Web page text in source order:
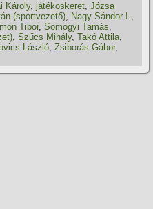
Károly, játékoskeret, Józsa
(sportvezető), Nagy Sándor I.,
Tibor, Somogyi Tamás,
, Szűcs Mihály, Takó Attila,
László, Zsiborás Gábor,